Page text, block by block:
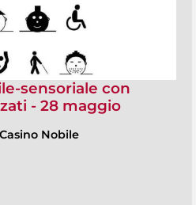
sensoriale con
- 28 maggio
Casino Nobile